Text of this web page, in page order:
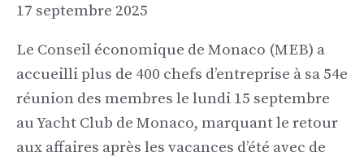
17 septembre 2025
Le Conseil économique de Monaco (MEB) a
accueilli plus de 400 chefs d’entreprise à sa 54e
réunion des membres le lundi 15 septembre
au Yacht Club de Monaco, marquant le retour
aux affaires après les vacances d’été avec de